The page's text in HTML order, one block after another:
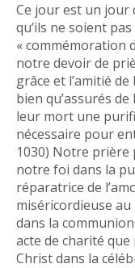
Ce jour est un
qu’ils ne soient
« commémoration
notre devoir de
grâce et l’amitié
bien qu’assurés
leur mort une
nécessaire pour
1030) Notre prière
notre foi dans la
réparatrice de
miséricordieuse au
dans la
acte de charité
Christ dans la